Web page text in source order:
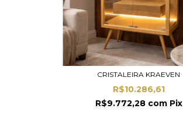
CRISTALEIRA KRAEVEN
R$10.286,61
R$9.772,28 com Pix